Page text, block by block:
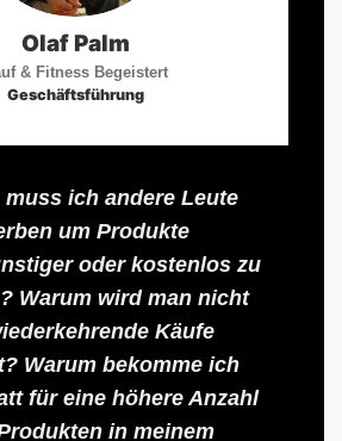
Olaf Palm
& Fitness Begeistert
Geschäftsführung
muss ich andere Leute
um Produkte
oder kostenlos zu
Warum wird man nicht
Käufe
Warum bekomme ich
für eine höhere Anzahl
in meinem